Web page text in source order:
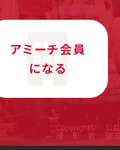
アミーチ会員
になる